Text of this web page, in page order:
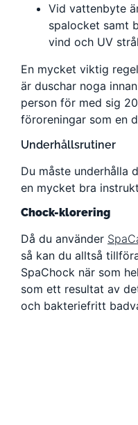
Vid vattenbyte
spalocket samt
vind och UV
En mycket viktig
är duschar noga
person för med sig
föroreningar som en
Underhållsrutiner
Du måste underhålla
en mycket bra
Chock-klorering
Då du använder
så kan du alltså
SpaChock när som
som ett resultat av
och bakteriefritt